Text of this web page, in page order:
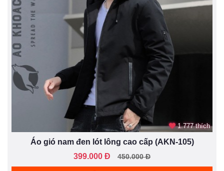
1.777 thích
Áo gió nam đen lót lông cao cấp (AKN-105)
399.000 Đ
450.000 Đ